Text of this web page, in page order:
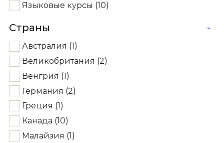
Языковые курсы (10)
Страны -
Австралия (1)
Великобритания (2)
Венгрия (1)
Германия (2)
Греция (1)
Канада (10)
Малайзия (1)